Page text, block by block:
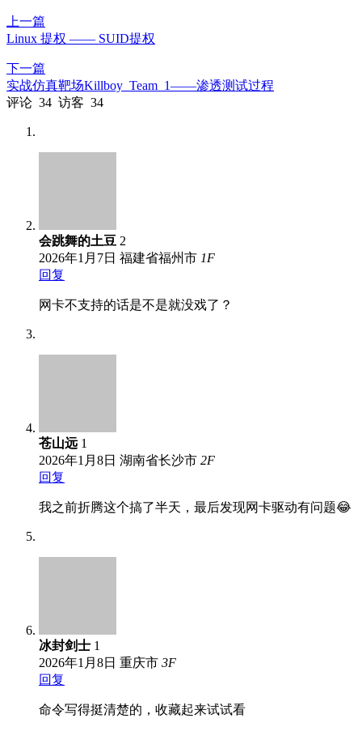
上一篇
Linux 提权 —— SUID提权
下一篇
实战仿真靶场Killboy_Team_1——渗透测试过程
评论 34 访客 34
会跳舞的土豆 2
2026年1月7日 福建省福州市 1F
回复
网卡不支持的话是不是就没戏了？
苍山远 1
2026年1月8日 湖南省长沙市 2F
回复
我之前折腾这个搞了半天，最后发现网卡驱动有问题😂
冰封剑士 1
2026年1月8日 重庆市 3F
回复
命令写得挺清楚的，收藏起来试试看